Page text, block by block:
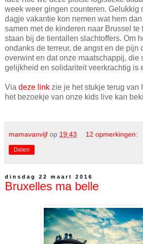
week weer gingen counteren. Gelukkig
dagje vakantie kon nemen wat hem
samen met de kinderen naar Brussel te
staan bij de tientallen slachtoffers. Om
ondanks de terreur, de angst en de pijn
overwint en dat onze maatschappij, die
gelijkheid en solidariteit veerkrachtig is
Via deze link zie je het stukje terug van
het bezoekje van onze kids live kan
mamavanvijf op 19:43 12 opmerkingen:
Delen
dinsdag 22 maart 2016
Bruxelles ma belle